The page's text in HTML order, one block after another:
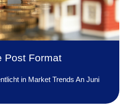
Post Format
in Market Trends An Juni